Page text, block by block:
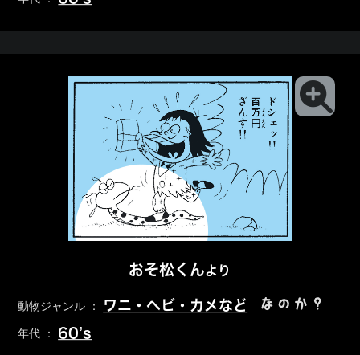
おそ松くんより
動物ジャンル ： ワニ・ヘビ・カメなど なのか？
年代 ： 60’s